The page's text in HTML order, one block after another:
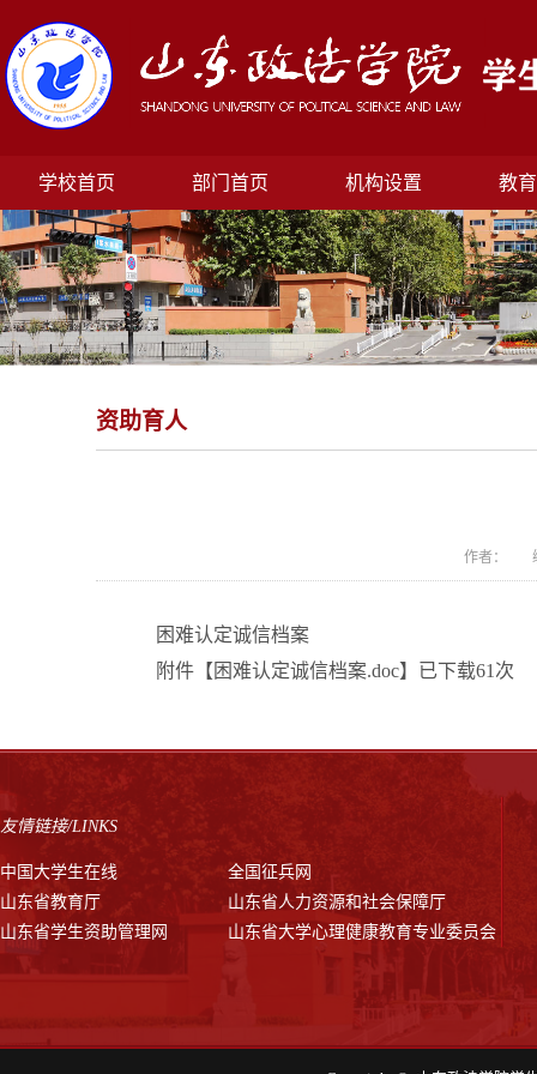
学校首页 部门首页 机构设置 教
资助育人
作者：
困难认定诚信档案
附件【 困难认定诚信档案.doc】已下载61 次
友情链接/LINKS
中国大学生在线
全国征兵网
山东省教育厅
山东省人力资源和社会保障厅
山东省学生资助管理网
山东省大学心理健康教育专业委员会